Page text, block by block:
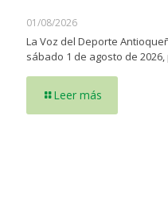
01/08/2026
La Voz del Deporte
sábado 1 de agosto de
Leer más